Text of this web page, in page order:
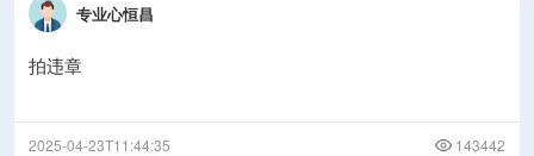
专业心恒昌
拍违章
2025-04-23T11:44:35 143442